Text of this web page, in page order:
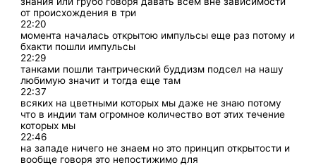
от происхождения в три
22:20
момента началась открытою импульсы еще раз потому и
бхакти пошли импульсы
22:29
танками пошли тантрический буддизм подсел на нашу
любимую значит и тогда еще там
22:37
всяких на цветными которых мы даже не знаю потому
что в индии там огромное количество вот этих течение
которых мы
22:46
на западе ничего не знаем но это принцип открытости и
вообще говоря это непостижимо для